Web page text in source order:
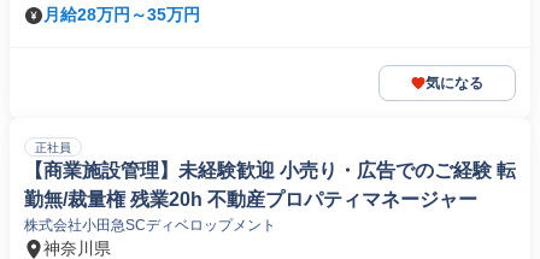
月給28万円～35万円
気になる
正社員
【商業施設管理】未経験歓迎 小売り・広告でのご経験 転
勤無/裁量権 残業20h 不動産プロパティマネージャー
株式会社小田急SCディベロップメント
神奈川県